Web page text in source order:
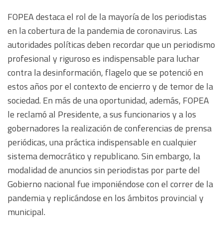
FOPEA destaca el rol de la mayoría de los periodistas
en la cobertura de la pandemia de coronavirus. Las
autoridades políticas deben recordar que un periodismo
profesional y riguroso es indispensable para luchar
contra la desinformación, flagelo que se potenció en
estos años por el contexto de encierro y de temor de la
sociedad. En más de una oportunidad, además, FOPEA
le reclamó al Presidente, a sus funcionarios y a los
gobernadores la realización de conferencias de prensa
periódicas, una práctica indispensable en cualquier
sistema democrático y republicano. Sin embargo, la
modalidad de anuncios sin periodistas por parte del
Gobierno nacional fue imponiéndose con el correr de la
pandemia y replicándose en los ámbitos provincial y
municipal.